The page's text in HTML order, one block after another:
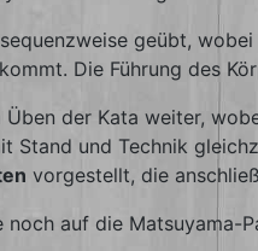
geübt,
Die Führung des
der Kata weiter,
Stand und Technik
vorgestellt, die
noch auf die